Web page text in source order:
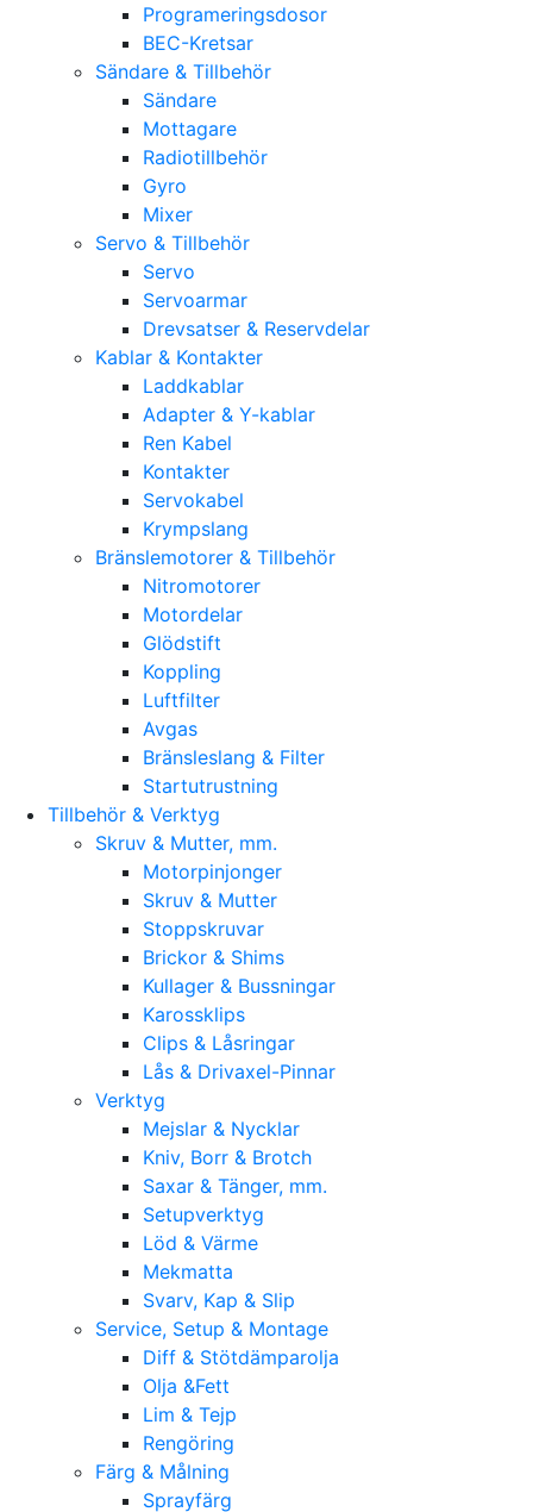
Programeringsdosor
BEC-Kretsar
Sändare & Tillbehör
Sändare
Mottagare
Radiotillbehör
Gyro
Mixer
Servo & Tillbehör
Servo
Servoarmar
Drevsatser & Reservdelar
Kablar & Kontakter
Laddkablar
Adapter & Y-kablar
Ren Kabel
Kontakter
Servokabel
Krympslang
Bränslemotorer & Tillbehör
Nitromotorer
Motordelar
Glödstift
Koppling
Luftfilter
Avgas
Bränsleslang & Filter
Startutrustning
Tillbehör & Verktyg
Skruv & Mutter, mm.
Motorpinjonger
Skruv & Mutter
Stoppskruvar
Brickor & Shims
Kullager & Bussningar
Karossklips
Clips & Låsringar
Lås & Drivaxel-Pinnar
Verktyg
Mejslar & Nycklar
Kniv, Borr & Brotch
Saxar & Tänger, mm.
Setupverktyg
Löd & Värme
Mekmatta
Svarv, Kap & Slip
Service, Setup & Montage
Diff & Stötdämparolja
Olja &Fett
Lim & Tejp
Rengöring
Färg & Målning
Sprayfärg